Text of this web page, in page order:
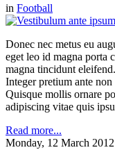
in Football
Donec nec metus eu
eget leo id magna porta
magna tincidunt
Integer pretium ante
Quisque mollis ornare
adipiscing vitae quis
Read more...
Monday, 12 March